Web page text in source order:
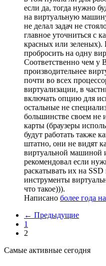
если да, тогда нужно
на виртуальную
не делал задач не
главное уточниться с
красных или
пробросить на одну
Соответственно чем у
производительнее
почти во всех
виртуализации, в
включать опцию для
остальные не
большинстве своем не
карты (браузеры
будут работать также
штатно, они не видят
виртуальной машиной
рекомендовал если
раскатывать их на SSD
инструменты
что такое))).
Написано более года
← Предыдущие
1
2
Самые активные сегодня